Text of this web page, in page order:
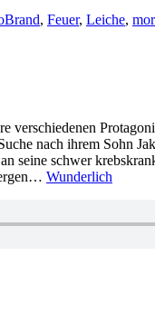
Brand, Feuer, Leiche,
verschiedenen
nach ihrem Sohn
seine schwer
Wunderlich